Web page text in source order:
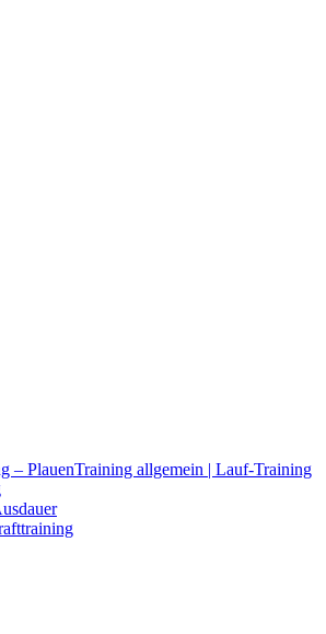
– PlauenTraining allgemein | Lauf-Training